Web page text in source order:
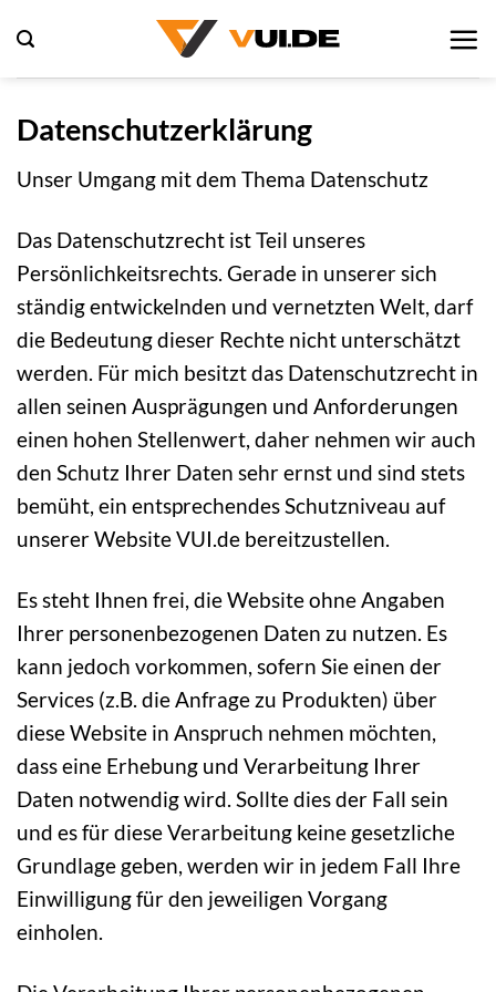
Inhalt
springen
Datenschutzerklärung
Unser Umgang mit dem Thema Datenschutz
Das Datenschutzrecht ist Teil unseres
Persönlichkeitsrechts. Gerade in unserer sich
ständig entwickelnden und vernetzten Welt, darf
die Bedeutung dieser Rechte nicht unterschätzt
werden. Für mich besitzt das Datenschutzrecht in
allen seinen Ausprägungen und Anforderungen
einen hohen Stellenwert, daher nehmen wir auch
den Schutz Ihrer Daten sehr ernst und sind stets
bemüht, ein entsprechendes Schutzniveau auf
unserer Website VUI.de bereitzustellen.
Es steht Ihnen frei, die Website ohne Angaben
Ihrer personenbezogenen Daten zu nutzen. Es
kann jedoch vorkommen, sofern Sie einen der
Services (z.B. die Anfrage zu Produkten) über
diese Website in Anspruch nehmen möchten,
dass eine Erhebung und Verarbeitung Ihrer
Daten notwendig wird. Sollte dies der Fall sein
und es für diese Verarbeitung keine gesetzliche
Grundlage geben, werden wir in jedem Fall Ihre
Einwilligung für den jeweiligen Vorgang
einholen.